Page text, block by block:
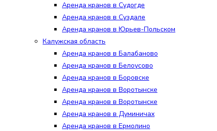
Аренда кранов в Судогде
Аренда кранов в Суздале
Аренда кранов в Юрьев-Польском
Калужская область
Аренда кранов в Балабаново
Аренда кранов в Белоусово
Аренда кранов в Боровске
Аренда кранов в Воротынске
Аренда кранов в Воротынске
Аренда кранов в Думиничах
Аренда кранов в Ермолино